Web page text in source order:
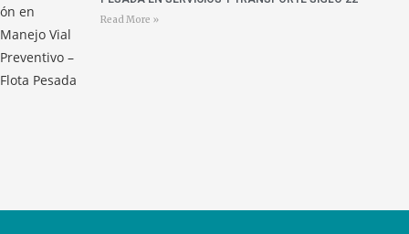
Read More »